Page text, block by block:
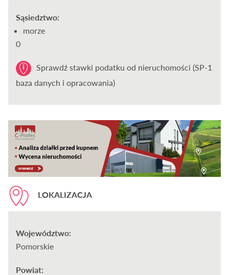
Sąsiedztwo:
morze
0
Sprawdź stawki podatku od nieruchomości (SP-1
baza danych i opracowania)
LOKALIZACJA
Województwo:
Pomorskie
Powiat: